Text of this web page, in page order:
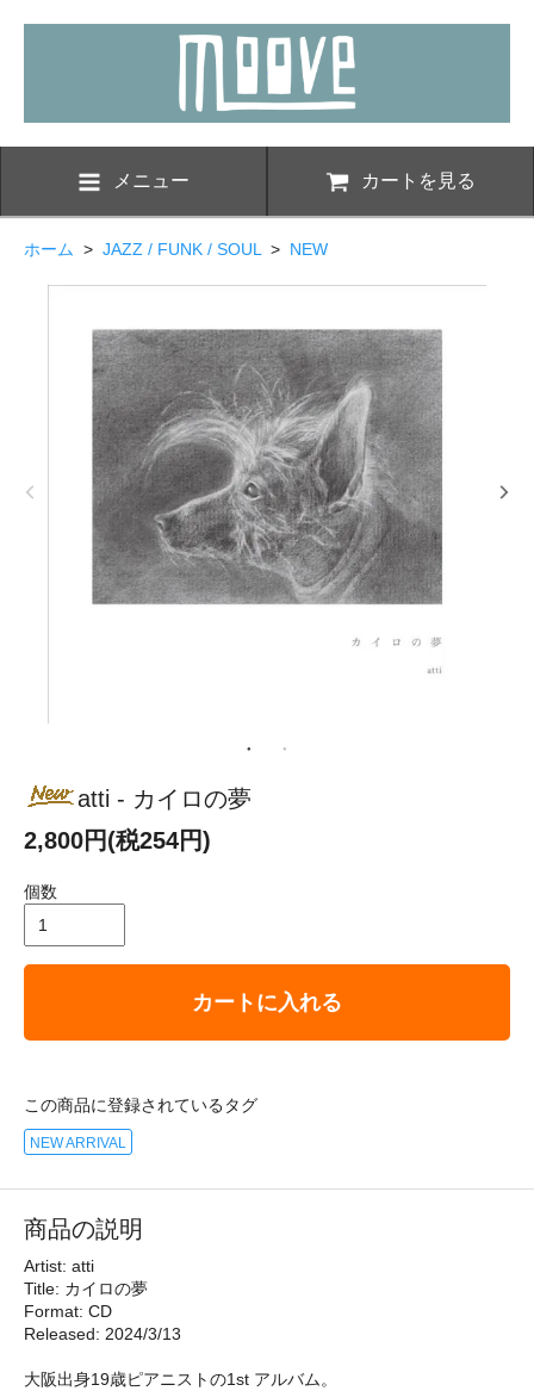
メニュー カートを見る
ホーム > JAZZ / FUNK / SOUL > NEW
atti - カイロの夢
2,800円(税254円)
個数
カートに入れる
この商品に登録されているタグ
NEW ARRIVAL
商品の説明
Artist: atti
Title: カイロの夢
Format: CD
Released: 2024/3/13
大阪出身19歳ピアニストの1st アルバム。